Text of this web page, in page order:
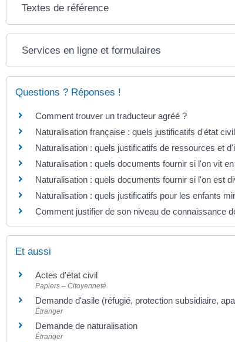
Textes de référence
Services en ligne et formulaires
Questions ? Réponses !
Comment trouver un traducteur agréé ?
Naturalisation française : quels justificatifs d'état
Naturalisation : quels justificatifs de ressources et
Naturalisation : quels documents fournir si l'on vit
Naturalisation : quels documents fournir si l'on est
Naturalisation : quels justificatifs pour les enfants
Comment justifier de son niveau de connaissance
Et aussi
Actes d'état civil
Papiers – Citoyenneté
Demande d'asile (réfugié, protection subsidiaire,
Étranger
Demande de naturalisation
Étranger